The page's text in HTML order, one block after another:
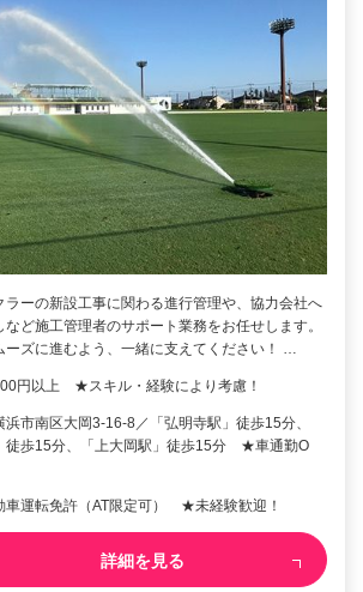
ラーの新設工事に関わる進行管理や、協力会社へ
など施工管理者のサポート業務をお任せします。
ーズに進むよう、一緒に支えてください！ …
円以上 ★スキル・経験により考慮！
浜市南区大岡3-16-8／「弘明寺駅」徒歩15分、
徒歩15分、「上大岡駅」徒歩15分 ★車通勤O
車運転免許（AT限定可） ★未経験歓迎！
詳細を見る